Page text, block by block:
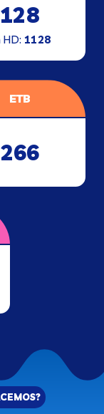
128
HD:1128
ETB
266